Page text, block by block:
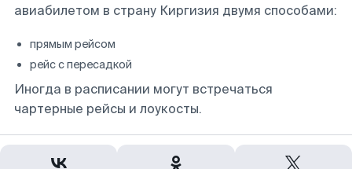
авиабилетом в страну Киргизия двумя способами:
прямым рейсом
рейс с пересадкой
Иногда в расписании могут встречаться
чартерные рейсы и лоукосты.